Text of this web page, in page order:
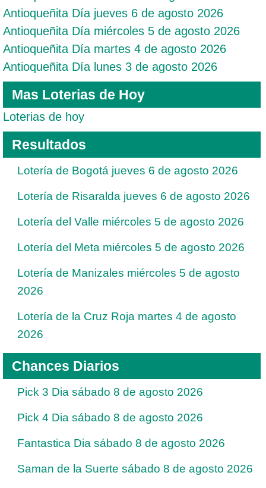
Antioqueñita Día jueves 6 de agosto 2026
Antioqueñita Día miércoles 5 de agosto 2026
Antioqueñita Día martes 4 de agosto 2026
Antioqueñita Día lunes 3 de agosto 2026
Mas Loterias de Hoy
Loterias de hoy
Resultados
Lotería de Bogotá jueves 6 de agosto 2026
Lotería de Risaralda jueves 6 de agosto 2026
Lotería del Valle miércoles 5 de agosto 2026
Lotería del Meta miércoles 5 de agosto 2026
Lotería de Manizales miércoles 5 de agosto
2026
Lotería de la Cruz Roja martes 4 de agosto
2026
Chances Diarios
Pick 3 Dia sábado 8 de agosto 2026
Pick 4 Dia sábado 8 de agosto 2026
Fantastica Dia sábado 8 de agosto 2026
Saman de la Suerte sábado 8 de agosto 2026